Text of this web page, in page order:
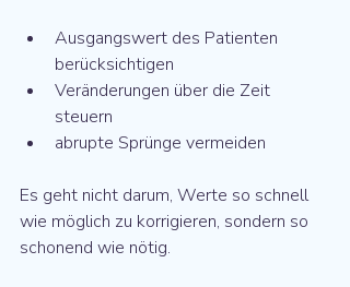
Ausgangswert des Patienten
berücksichtigen
Veränderungen über die Zeit
steuern
abrupte Sprünge vermeiden
Es geht nicht darum, Werte so schnell
wie möglich zu korrigieren, sondern so
schonend wie nötig.